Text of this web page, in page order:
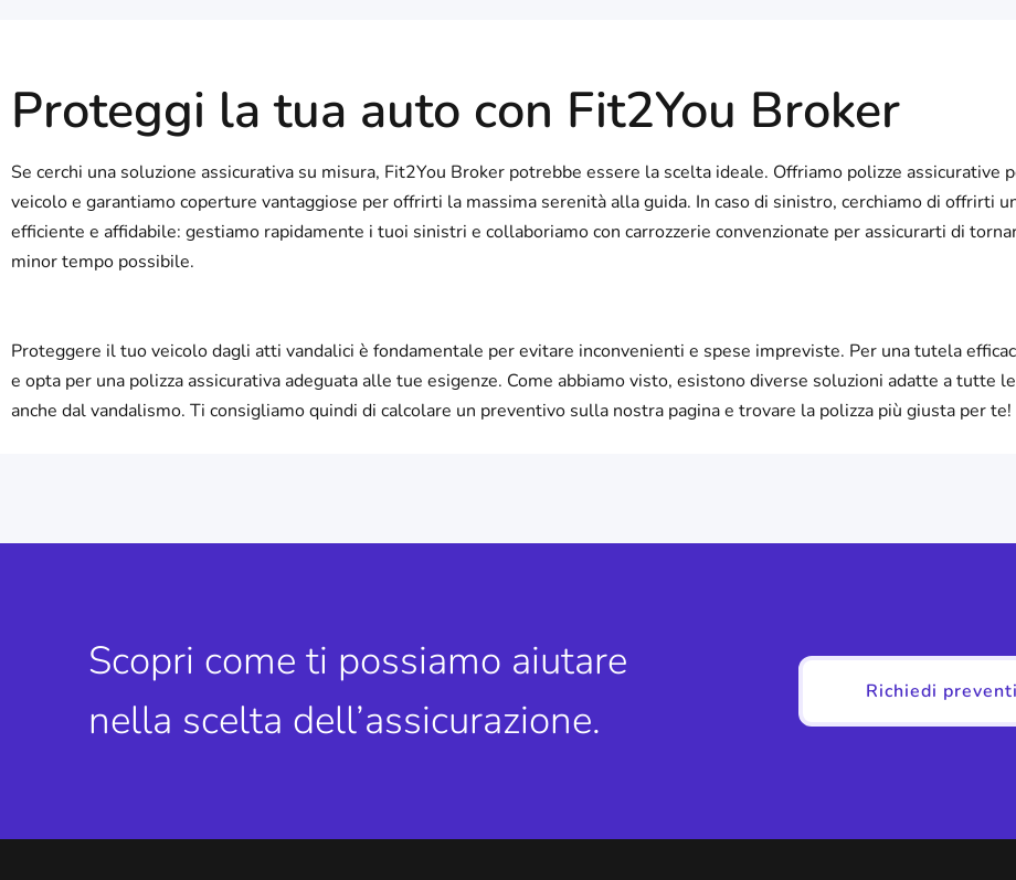
Proteggi la tua auto con Fit2You Broker
Se cerchi una soluzione assicurativa su misura, Fit2You Broker potrebbe essere la scelta ideale. Offriamo polizze assicurative
veicolo e garantiamo coperture vantaggiose per offrirti la massima serenità alla guida. In caso di sinistro, cerchiamo di offrirti
efficiente e affidabile: gestiamo rapidamente i tuoi sinistri e collaboriamo con carrozzerie convenzionate per assicurarti di
minor tempo possibile.
Proteggere il tuo veicolo dagli atti vandalici è fondamentale per evitare inconvenienti e spese impreviste. Per una tutela
e opta per una polizza assicurativa adeguata alle tue esigenze. Come abbiamo visto, esistono diverse soluzioni adatte a tutte
anche dal vandalismo. Ti consigliamo quindi di calcolare un preventivo sulla nostra pagina e trovare la polizza più giusta per te!
Scopri come ti possiamo aiutare
nella scelta dell’assicurazione.
Richiedi